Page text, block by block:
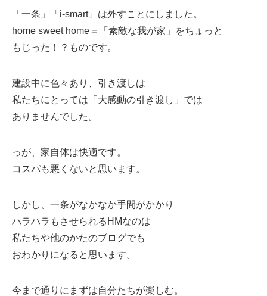
「一条」「i-smart」は外すことにしました。
home sweet home＝「素敵な我が家」をちょっと
もじった！？ものです。
建設中に色々あり、引き渡しは
私たちにとっては「大感動の引き渡し」では
ありませんでした。
っが、家自体は快適です。
コスパも悪くないと思います。
しかし、一条がなかなか手間がかかり
ハラハラもさせられるHMなのは
私たちや他のかたのブログでも
おわかりになると思います。
今まで通りにまずは自分たちが楽しむ。